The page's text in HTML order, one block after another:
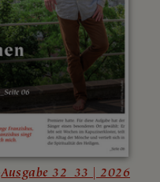
Ausgabe 32_33 | 2026